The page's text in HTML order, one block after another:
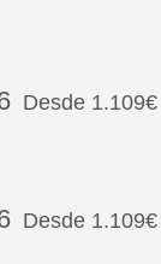
Desde 1.109€
Desde 1.109€